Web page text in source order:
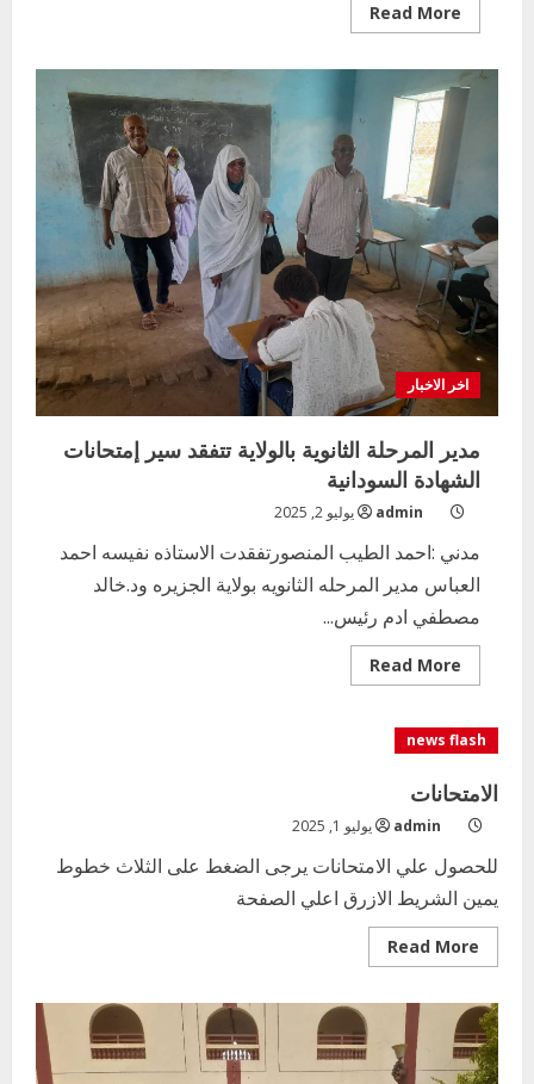
Read More
more
مدني
الكبرى
يعقد
ورشة
عمل
باشراف
تعليم
مدني
شمال
اخر الاخبار
مدير المرحلة الثانوية بالولاية تتفقد سير إمتحانات
الشهادة السودانية
admin يوليو 2, 2025
مدني :احمد الطيب المنصورتفقدت الاستاذه نفيسه احمد
العباس مدير المرحله الثانويه بولاية الجزيره ود.خالد
مصطفي ادم رئيس...
Read More
more
الشهادة
news flash
الامتحانات
admin يوليو 1, 2025
للحصول علي الامتحانات يرجى الضغط على الثلاث خطوط
يمين الشريط الازرق اعلي الصفحة
Read More
more